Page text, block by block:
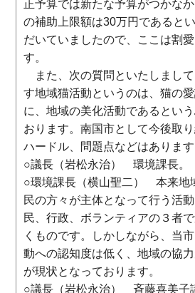
正予算では新たな予算がつかな
の補助上限額は30万円であると
だいていましたので、ここは割
す。
また、次の質問といたしまし
す地域猫活動というのは、猫の
に、地域の美化活動であるとい
おります。南国市として今後取
ハードル、問題点などはあります
○議長（岩松永治） 環境課長。
○環境課長（横山聖二） 本来地
民の方々が主体となって行う活
民、行政、ボランティアの３者
くものです。しかしながら、当
動への認知度は低く、地域の協
が現状となっております。
○議長（岩松永治） 斉藤喜美子